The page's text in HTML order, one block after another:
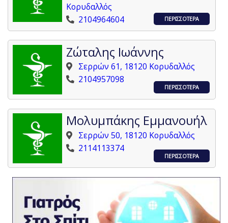
Κορυδαλλός
2104964604
ΠΕΡΙΣΣΟΤΕΡΑ
Ζώταλης Ιωάννης
Σερρών 61, 18120 Κορυδαλλός
2104957098
ΠΕΡΙΣΣΟΤΕΡΑ
Μολυμπάκης Εμμανουήλ
Σερρών 50, 18120 Κορυδαλλός
2114113374
ΠΕΡΙΣΣΟΤΕΡΑ